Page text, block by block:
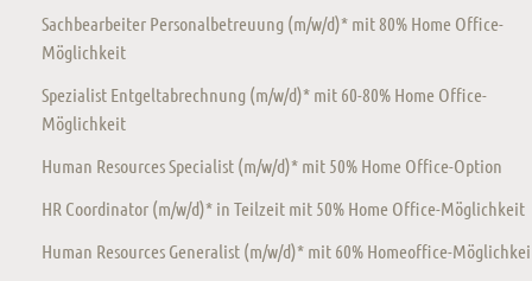
Sachbearbeiter Personalbetreuung (m/w/d)* mit 80% Home Office-
Möglichkeit
Spezialist Entgeltabrechnung (m/w/d)* mit 60-80% Home Office-
Möglichkeit
Human Resources Specialist (m/w/d)* mit 50% Home Office-Option
HR Coordinator (m/w/d)* in Teilzeit mit 50% Home Office-Möglichkeit
Human Resources Generalist (m/w/d)* mit 60% Homeoffice-